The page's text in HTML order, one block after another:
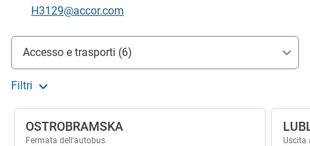
E-mail di contatto
H3129@accor.com
Accesso e trasporti
Accesso e trasporti (6)
Filtri
OSTROBRAMSKA
Fermata dell'autobus Uscita